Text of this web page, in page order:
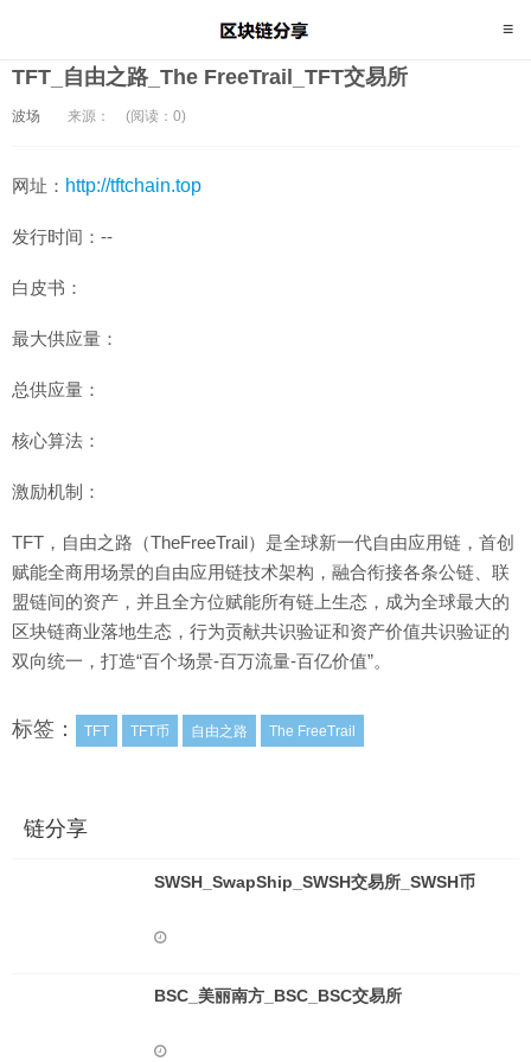
TFT_自由之路_The FreeTrail_TFT交易所
波场 来源： (阅读：0)
网址： http://tftchain.top
发行时间：--
白皮书：
最大供应量：
总供应量：
核心算法：
激励机制：
TFT，自由之路（TheFreeTrail）是全球新一代自由应用链，首创
赋能全商用场景的自由应用链技术架构，融合衔接各条公链、联
盟链间的资产，并且全方位赋能所有链上生态，成为全球最大的
区块链商业落地生态，行为贡献共识验证和资产价值共识验证的
双向统一，打造“百个场景-百万流量-百亿价值”。
标签： TFT TFT币 自由之路 The FreeTrail
链分享
SWSH_SwapShip_SWSH交易所_SWSH币
BSC_美丽南方_BSC_BSC交易所